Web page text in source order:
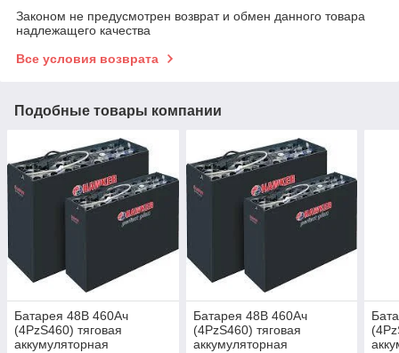
Законом не предусмотрен возврат и обмен данного товара
надлежащего качества
Все условия возврата
Подобные товары компании
Батарея 48В 460Ач
(4PzS460) тяговая
аккумуляторная
Батарея 48В 460Ач
(4PzS460) тяговая
аккумуляторная